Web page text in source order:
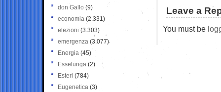
Leave a
You must be
don Gallo (9)
economia (2.331)
elezioni (3.303)
emergenza (3.077)
Energia (45)
Esselunga (2)
Esteri (784)
Eugenetica (3)